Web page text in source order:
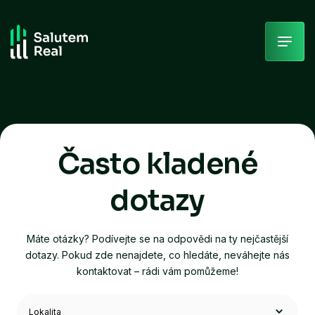
content
Často kladené
dotazy
Máte otázky? Podívejte se na odpovědi na ty nejčastější
dotazy. Pokud zde nenajdete, co hledáte, neváhejte nás
kontaktovat – rádi vám pomůžeme!
Filtrovat